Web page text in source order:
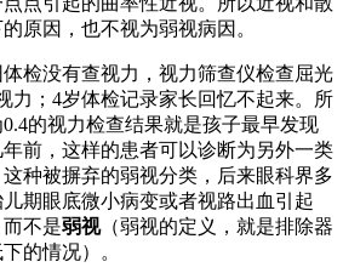
原因，也不视为弱视病因。
检没有查视力，视力筛查仪检查屈光
力；4岁体检记录家长回忆不起来。所
的视力检查结果就是孩子最早发现
前，这样的患者可以诊断为另外一类
种被摒弃的弱视分类，后来眼科界多
期眼底微小病变或者视路出血引起
不是弱视（弱视的定义，就是排除器
的情况）。